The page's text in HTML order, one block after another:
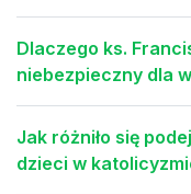
Dlaczego ks.
niebezpieczny dla
Jak różniło się
dzieci w